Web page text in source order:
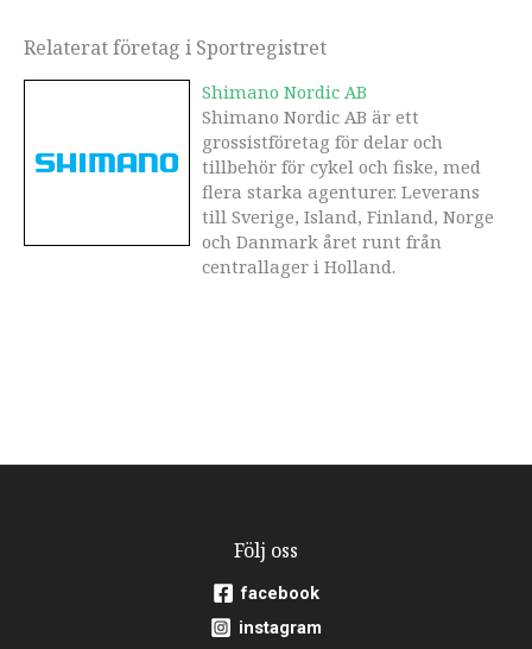
Relaterat företag i Sportregistret
Shimano Nordic AB
Shimano Nordic AB är ett
grossistföretag för delar och
tillbehör för cykel och fiske, med
flera starka agenturer. Leverans
till Sverige, Island, Finland, Norge
och Danmark året runt från
centrallager i Holland.
Följ oss
facebook
instagram